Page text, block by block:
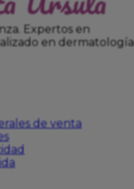
Expertos en
en dermatología
de venta